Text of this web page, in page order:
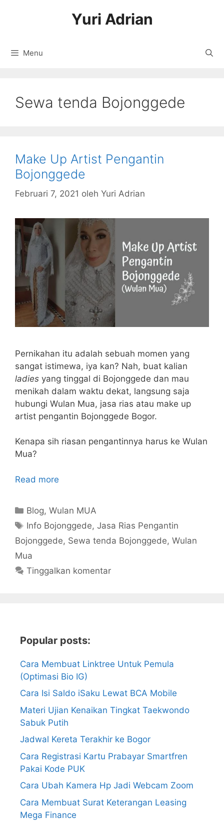
Yuri Adrian
Menu
Sewa tenda Bojonggede
Make Up Artist Pengantin
Bojonggede
Februari 7, 2021 oleh Yuri Adrian
Pernikahan itu adalah sebuah momen yang
sangat istimewa, iya kan? Nah, buat kalian
ladies yang tinggal di Bojonggede dan mau
menikah dalam waktu dekat, langsung saja
hubungi Wulan Mua, jasa rias atau make up
artist pengantin Bojonggede Bogor.
Kenapa sih riasan pengantinnya harus ke Wulan
Mua?
Read more
Kategori
Blog,Wulan MUA
Tag
Info Bojonggede,Jasa Rias Pengantin
Bojonggede, Sewa tenda Bojonggede, Wulan
Mua
Tinggalkan komentar
Popular posts:
Cara Membuat Linktree Untuk Pemula
(Optimasi Bio IG)
Cara Isi Saldo iSaku Lewat BCA Mobile
Materi Ujian Kenaikan Tingkat Taekwondo
Sabuk Putih
Jadwal Kereta Terakhir ke Bogor
Cara Registrasi Kartu Prabayar Smartfren
Pakai Kode PUK
Cara Ubah Kamera Hp Jadi Webcam Zoom
Cara Membuat Surat Keterangan Leasing
Mega Finance